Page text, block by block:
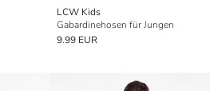
LCW Kids
Gabardinehosen für Jungen
9.99 EUR